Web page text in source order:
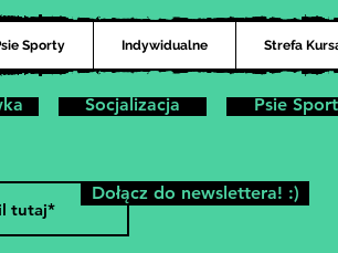
Sporty Indywidualne Strefa
Socjalizacja Psie
Dołącz do newslettera! :)